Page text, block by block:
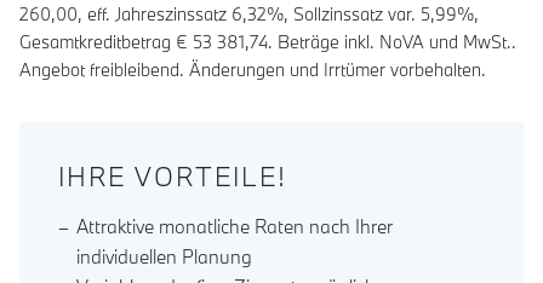
260,00, eff. Jahreszinssatz 6,32%, Sollzinssatz var. 5,99%,
Gesamtkreditbetrag € 53 381,74. Beträge inkl. NoVA und MwSt..
Angebot freibleibend. Änderungen und Irrtümer vorbehalten.
IHRE VORTEILE!
Attraktive monatliche Raten nach Ihrer
individuellen Planung